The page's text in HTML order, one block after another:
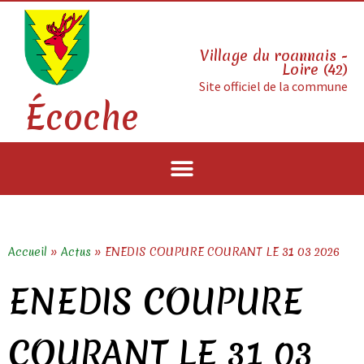
Écoche
Village du roannais -
Loire (42)
Site officiel de la commune
Accueil » Actus » ENEDIS COUPURE COURANT LE 31 03 2026
ENEDIS COUPURE